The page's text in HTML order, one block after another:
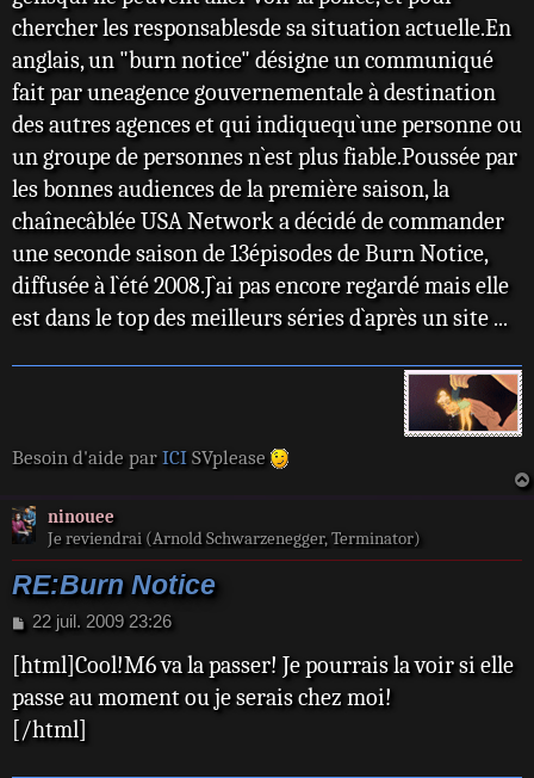
chercher les responsablesde sa situation actuelle.En
anglais, un "burn notice" désigne un communiqué
fait par uneagence gouvernementale à destination
des autres agences et qui indiquequ`une personne ou
un groupe de personnes n`est plus fiable.Poussée par
les bonnes audiences de la première saison, la
chaînecâblée USA Network a décidé de commander
une seconde saison de 13épisodes de Burn Notice,
diffusée à l`été 2008.J`ai pas encore regardé mais elle
est dans le top des meilleurs séries d`après un site ...
Besoin d'aide par ICI SVplease
ninouee
Je reviendrai (Arnold Schwarzenegger, Terminator)
RE:Burn Notice
M
s
a
g
22 juil. 2009 23:26
[html]Cool!M6 va la passer! Je pourrais la voir si elle
passe au moment ou je serais chez moi!
[/html]